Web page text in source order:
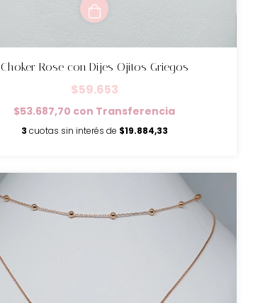
Choker Rose con Dijes Ojitos Griegos
$59.653
$53.687,70 con Transferencia
3 cuotas sin interés de $19.884,33